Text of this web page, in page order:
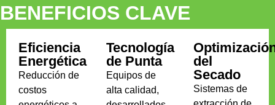
BENEFICIOS CLAVE
Eficiencia
Energética
Reducción de
costos
Tecnología
de Punta
Equipos de
alta calidad,
del
Secado
Sistemas de